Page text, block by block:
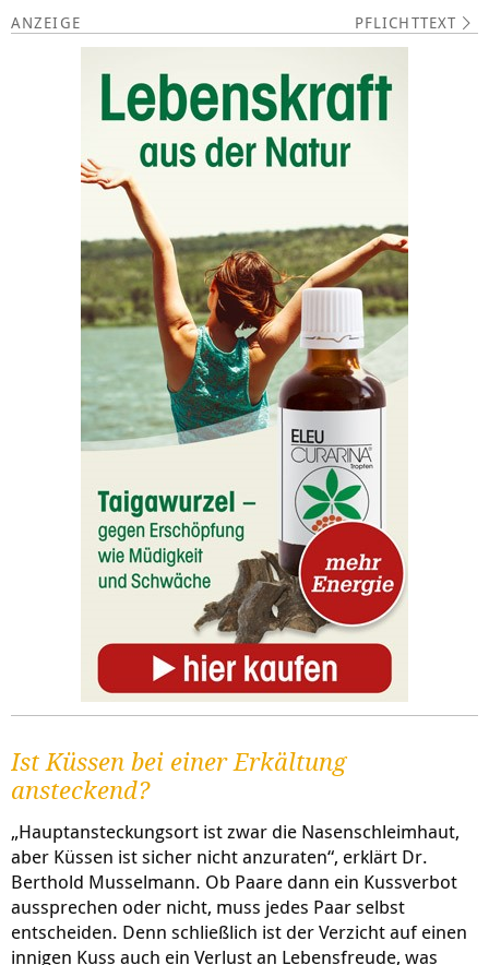
PFLICHTTEXT
Ist Küssen bei einer Erkältung
ansteckend?
„Hauptansteckungsort ist zwar die Nasenschleimhaut,
aber Küssen ist sicher nicht anzuraten“, erklärt Dr.
Berthold Musselmann. Ob Paare dann ein Kussverbot
aussprechen oder nicht, muss jedes Paar selbst
entscheiden. Denn schließlich ist der Verzicht auf einen
innigen Kuss auch ein Verlust an Lebensfreude, was